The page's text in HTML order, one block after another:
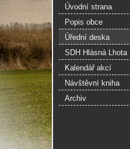
Úvodní strana
Popis obce
Úřední deska
SDH Hlásná Lhota
Kalendář akcí
Návštěvní kniha
Archiv